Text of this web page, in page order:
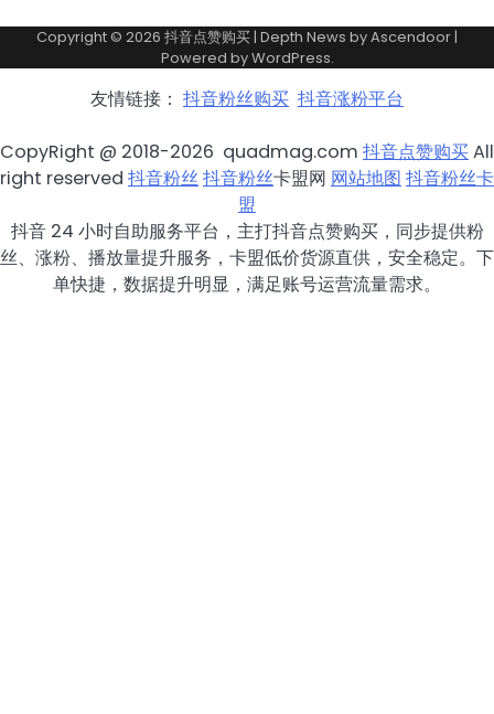
Copyright © 2026 抖音点赞购买| Depth News byAscendoor|
Powered byWordPress.
友情链接： 抖音粉丝购买 抖音涨粉平台
CopyRight @ 2018-2026 quadmag.com 抖音点赞购买All
right reserved 抖音粉丝抖音粉丝卡盟网 网站地图 抖音粉丝卡
盟
抖音 24 小时自助服务平台，主打抖音点赞购买，同步提供粉
丝、涨粉、播放量提升服务，卡盟低价货源直供，安全稳定。下
单快捷，数据提升明显，满足账号运营流量需求。